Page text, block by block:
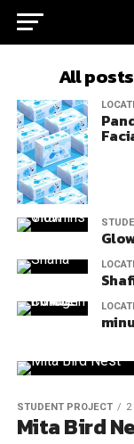
All
STUDENT PROJECT 2
Mita Bird